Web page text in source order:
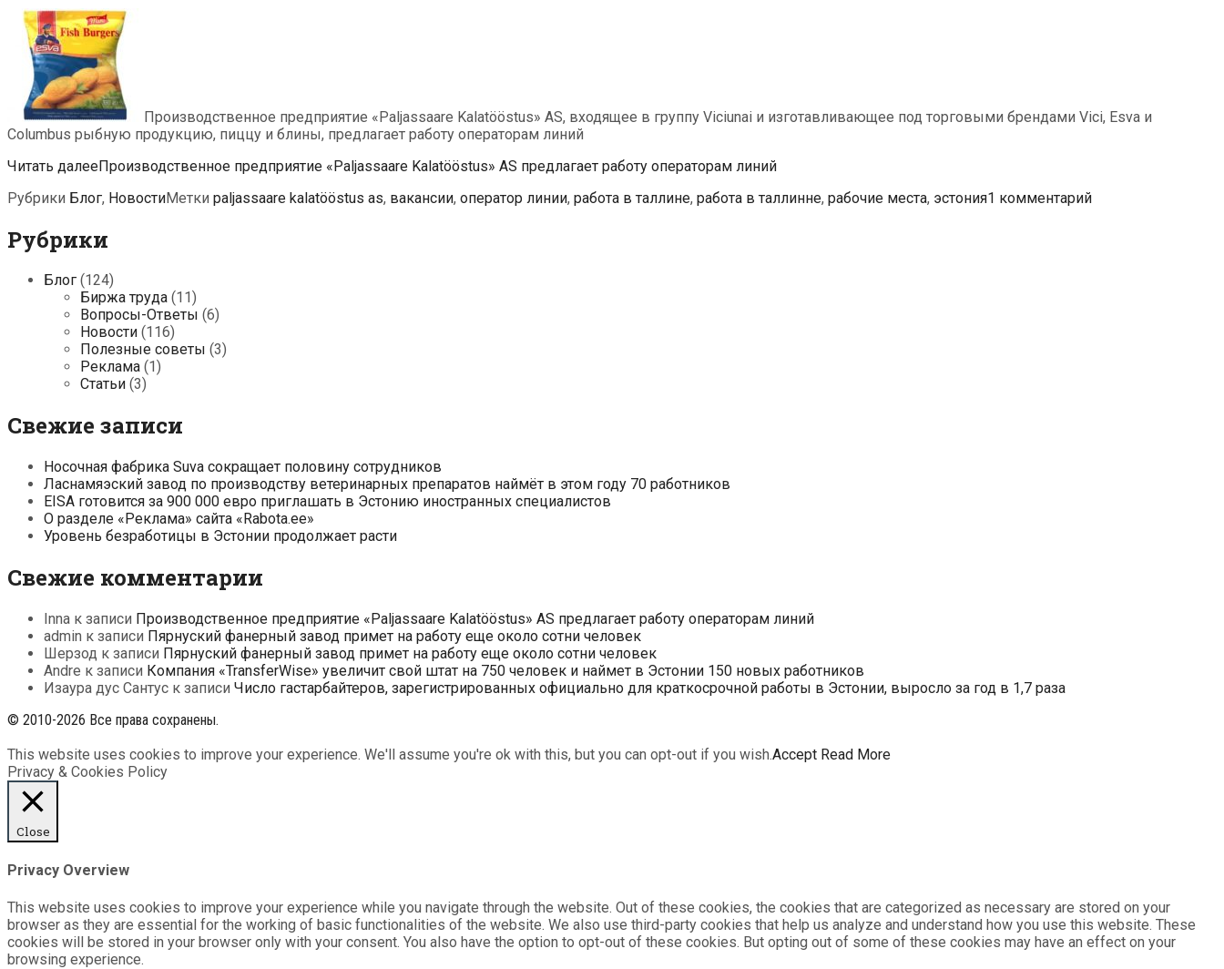
Производственное предприятие «Paljassaare Kalatööstus» AS, входящее в группу Viciunai и изготавливающее под торговыми брендами Vici, Esva и
Columbus рыбную продукцию, пиццу и блины, предлагает работу операторам линий
Читать далееПроизводственное предприятие «Paljassaare Kalatööstus» AS предлагает работу операторам линий
Рубрики Блог, НовостиМетки paljassaare kalatööstus as, вакансии, оператор линии, работа в таллине, работа в таллинне, рабочие места, эстония1 комментарий
Рубрики
Блог (124)
Биржа труда (11)
Вопросы-Ответы (6)
Новости (116)
Полезные советы (3)
Реклама (1)
Статьи (3)
Свежие записи
Носочная фабрика Suva сокращает половину сотрудников
Ласнамяэский завод по производству ветеринарных препаратов наймёт в этом году 70 работников
EISA готовится за 900 000 евро приглашать в Эстонию иностранных специалистов
О разделе «Реклама» сайта «Rabota.ee»
Уровень безработицы в Эстонии продолжает расти
Свежие комментарии
Inna к записи Производственное предприятие «Paljassaare Kalatööstus» AS предлагает работу операторам линий
admin к записи Пярнуский фанерный завод примет на работу еще около сотни человек
Шерзод к записи Пярнуский фанерный завод примет на работу еще около сотни человек
Andre к записи Компания «TransferWise» увеличит свой штат на 750 человек и наймет в Эстонии 150 новых работников
Изаура дус Сантус к записи Число гастарбайтеров, зарегистрированных официально для краткосрочной работы в Эстонии, выросло за год в 1,7 раза
© 2010-2026 Все права сохранены.
This website uses cookies to improve your experience. We'll assume you're ok with this, but you can opt-out if you wish.Accept Read More
Privacy & Cookies Policy
Close
Privacy Overview
This website uses cookies to improve your experience while you navigate through the website. Out of these cookies, the cookies that are categorized as necessary are stored on your
browser as they are essential for the working of basic functionalities of the website. We also use third-party cookies that help us analyze and understand how you use this website. These
cookies will be stored in your browser only with your consent. You also have the option to opt-out of these cookies. But opting out of some of these cookies may have an effect on your
browsing experience.